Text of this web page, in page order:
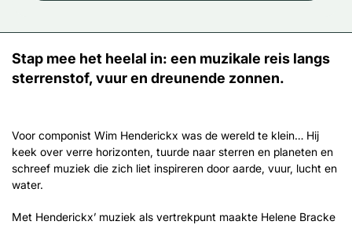
Stap mee het heelal in: een muzikale reis langs
sterrenstof, vuur en dreunende zonnen.
Voor componist Wim Henderickx was de wereld te klein… Hij
keek over verre horizonten, tuurde naar sterren en planeten en
schreef muziek die zich liet inspireren door aarde, vuur, lucht en
water.
Met Henderickx’ muziek als vertrekpunt maakte Helene Bracke